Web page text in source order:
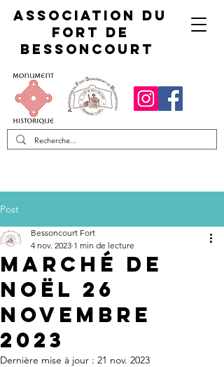
Association du
fort de
Bessoncourt
Post
Marché de
Noël 26
novembre
2023
Bessoncourt Fort
4 nov. 2023 1 min de lecture
Dernière mise à jour : 21 nov. 2023